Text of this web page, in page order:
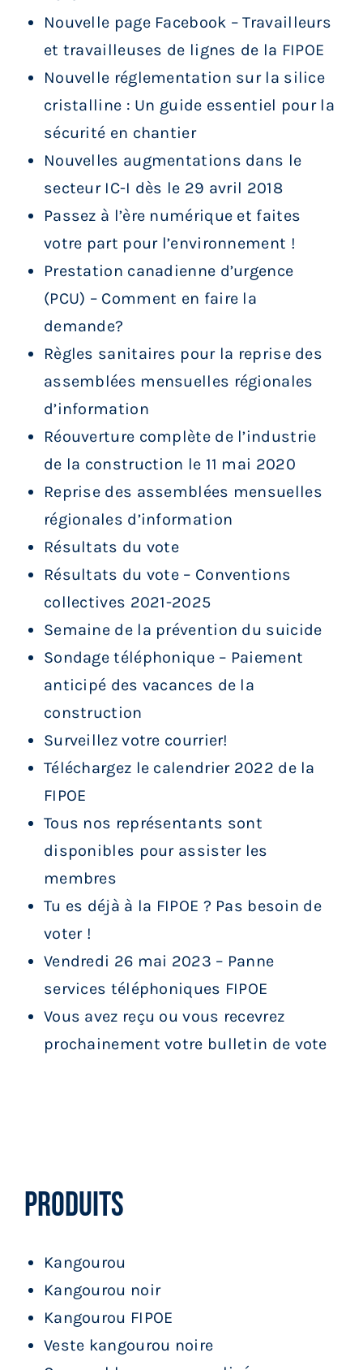
Nouvelle page Facebook – Travailleurs
et travailleuses de lignes de la FIPOE
Nouvelle réglementation sur la silice
cristalline : Un guide essentiel pour la
sécurité en chantier
Nouvelles augmentations dans le
secteur IC-I dès le 29 avril 2018
Passez à l’ère numérique et faites
votre part pour l’environnement !
Prestation canadienne d’urgence
(PCU) – Comment en faire la
demande?
Règles sanitaires pour la reprise des
assemblées mensuelles régionales
d’information
Réouverture complète de l’industrie
de la construction le 11 mai 2020
Reprise des assemblées mensuelles
régionales d’information
Résultats du vote
Résultats du vote – Conventions
collectives 2021-2025
Semaine de la prévention du suicide
Sondage téléphonique – Paiement
anticipé des vacances de la
construction
Surveillez votre courrier!
Téléchargez le calendrier 2022 de la
FIPOE
Tous nos représentants sont
disponibles pour assister les
membres
Tu es déjà à la FIPOE ? Pas besoin de
voter !
Vendredi 26 mai 2023 – Panne
services téléphoniques FIPOE
Vous avez reçu ou vous recevrez
prochainement votre bulletin de vote
Produits
Kangourou
Kangourou noir
Kangourou FIPOE
Veste kangourou noire